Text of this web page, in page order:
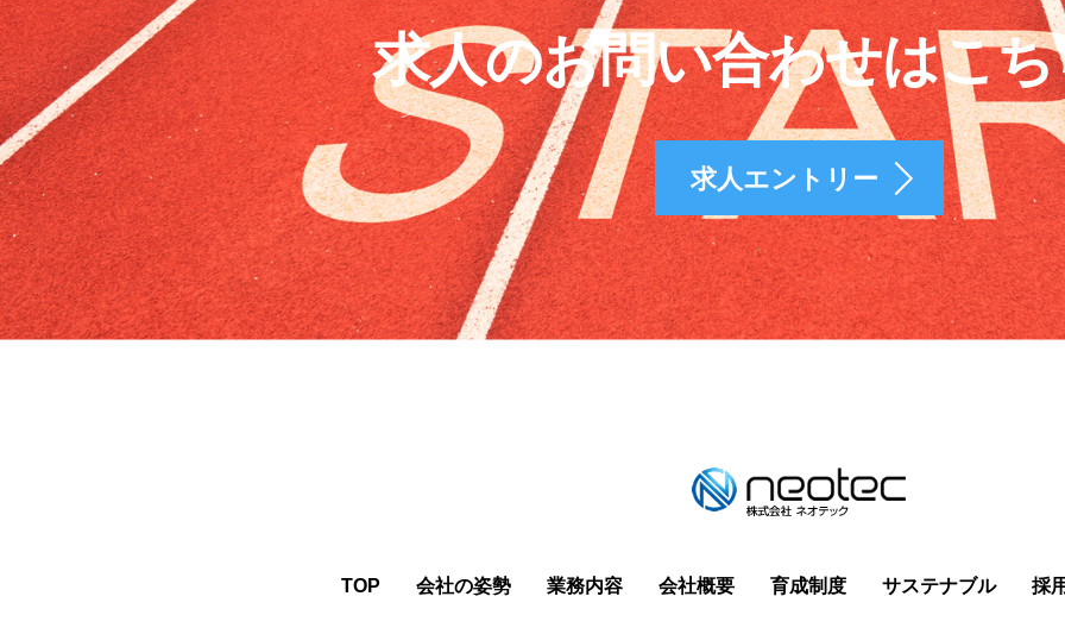
求人のお問い合わせはこ
求人エントリー
TOP 会社の姿勢 業務内容 会社概要 育成制度 サステナブル 採